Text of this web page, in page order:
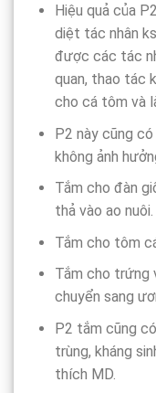
Hiệu quả của
diệt tác nhân
được các tác
quan, thao tác
cho cá tôm và
P2 này cũng
không ảnh
Tắm cho đàn
thả vào ao nuôi.
Tắm cho tôm
Tắm cho trứng
chuyển sang
P2 tắm cũng
trùng, kháng
thích MD.